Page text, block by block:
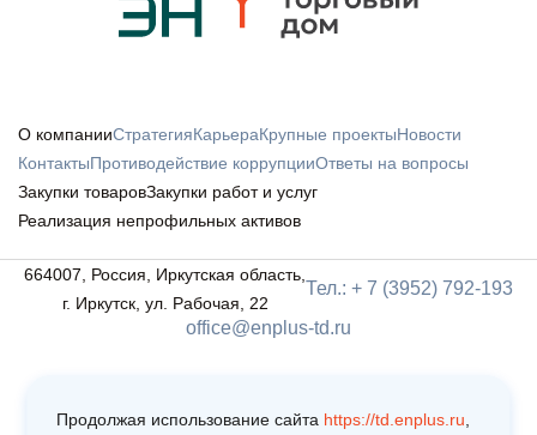
О компанииСтратегияКарьераКрупные проектыНовости
КонтактыПротиводействие коррупцииОтветы на вопросы
Закупки товаровЗакупки работ и услуг
Реализация непрофильных активов
664007, Россия, Иркутская область,
г. Иркутск, ул. Рабочая, 22
Тел.: + 7 (3952) 792-193
office@enplus-td.ru
Продолжая использование сайта https://td.enplus.ru